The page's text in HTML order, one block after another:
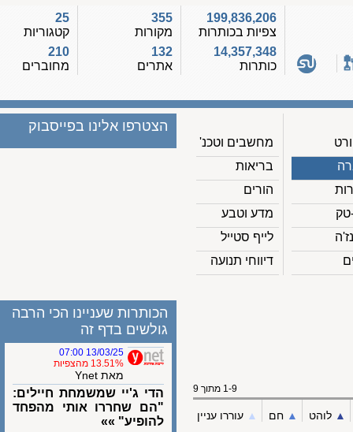
199,836,206
צפיות בכותרות
14,357,348
כותרות
355
מקורות
132
אתרים
קטגוריות
210
מחוברים
מחשבים וטכנ'
בריאות
הורים
מדע וטבע
לייף סטייל
דיווחי תנועה
הצטרפו אלינו בפייסבוק
לוהט ▲︎ חם ▲︎ עוררו עניין
הכותרות שעניינו הכי הרבה
גולשים בדף זה
13/03/25 07:00
13.51% מהצפיות
מאת Ynet
הדי ג'יי שמשמחת חיילים:
"הם שחררו אותי מהפחד
להופיע" »»